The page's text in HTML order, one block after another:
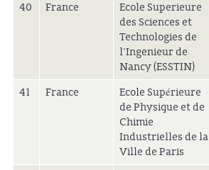
40 France
Ecole Superieure
des Sciences et
Technologies de
l'Ingenieur de
Nancy (ESSTIN)
41 France
Ecole Supérieure
de Physique et de
Chimie
Industrielles de la
Ville de Paris